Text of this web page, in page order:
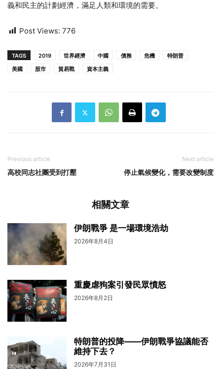
義和民主的計劃經濟，滿足人類和環境的需要。
Post Views: 776
TAGS 2019 世界經濟 中國 債務 危機
特朗普
美國
股市 貿易戰 資本主義
Previous article
高校同志社團受到打壓
Next article
停止氣候變化，需要改變制度
相關文章
伊朗戰爭 是一場環境浩劫
2026年8月4日
重慶虐狗案引發民眾憤怒
2026年8月2日
特朗普的投降——伊朗戰爭協議能否
維持下去？
2026年7月31日